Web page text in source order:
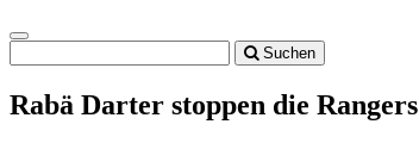
Toggle
navigation
Suchen
Rabä Darter stoppen die Rangers